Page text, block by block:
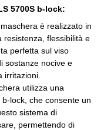
5700S b-lock:
è realizzato in
resistenza, flessibilità e
perfetta sul viso
sostanze nocive e
irritazioni.
utilizza una
lock, che consente un
sistema di
permettendo di